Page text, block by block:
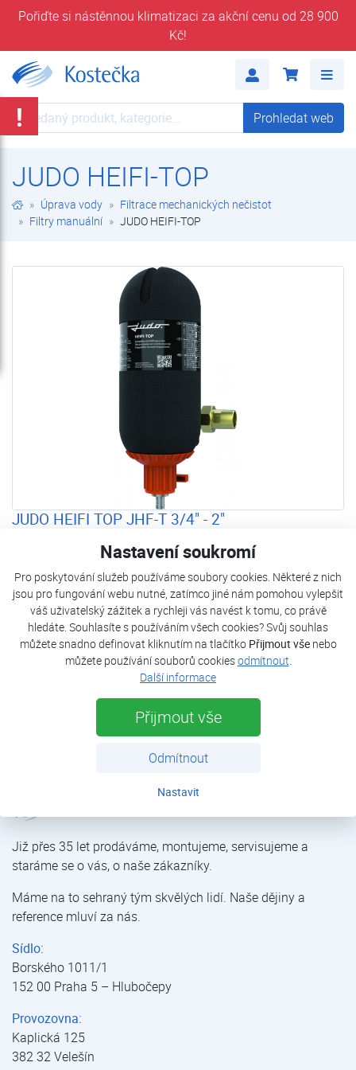
Nastavení soukromí
Pro poskytování služeb používáme soubory cookies. Některé z nich
jsou pro fungování webu nutné, zatímco jiné nám pomohou vylepšit
váš uživatelský zážitek a rychleji vás navést k tomu, co právě
hledáte. Souhlasíte s používáním všech cookies? Svůj souhlas
můžete snadno definovat kliknutím na tlačítko Přijmout všenebo
můžete používání souborů cookiesodmítnout.
Další informace
Přijmout vše
Odmítnout
Nastavit
Pořiďte si nástěnnou klimatizaci za akční cenu od 28 900
Kč!
Prohledat web Prohledat web
JUDO HEIFI-TOP
Úprava vody
Filtrace mechanických nečistot
Filtry manuální
JUDO HEIFI-TOP
JUDO HEIFI TOP JHF-T 3/4" - 2"
JUDO HEIFI-TOP - filtr s proplachem a s odvzdušňovacím
systémem pro okruh topení. Zavzdušnění, kal, písek a
částice rzi jsou hrozbou pro jakýkoli topný systém. Mohou
vést k poškození kotle, pulzování radiátorů a nepřiměřeně
vysoké spotřebě energie. Filtrační jednotky JUDO HEIFI-
TOP ve smyčce s integrovaným odvzdušňovacím
systémem a funkcí zpětného proplachu pro snadné čištění
chrání celý topný systém rodinných domů, bytů i ostatních
Již přes 35 let prodáváme, montujeme, servisujeme a
staráme se o vás, o naše zákazníky.
Máme na to sehraný tým skvělých lidí. Naše dějiny a
reference mluví za nás.
Sídlo:
Borského 1011/1
152 00 Praha 5 – Hlubočepy
Provozovna:
Kaplická 125
382 32 Velešín
!